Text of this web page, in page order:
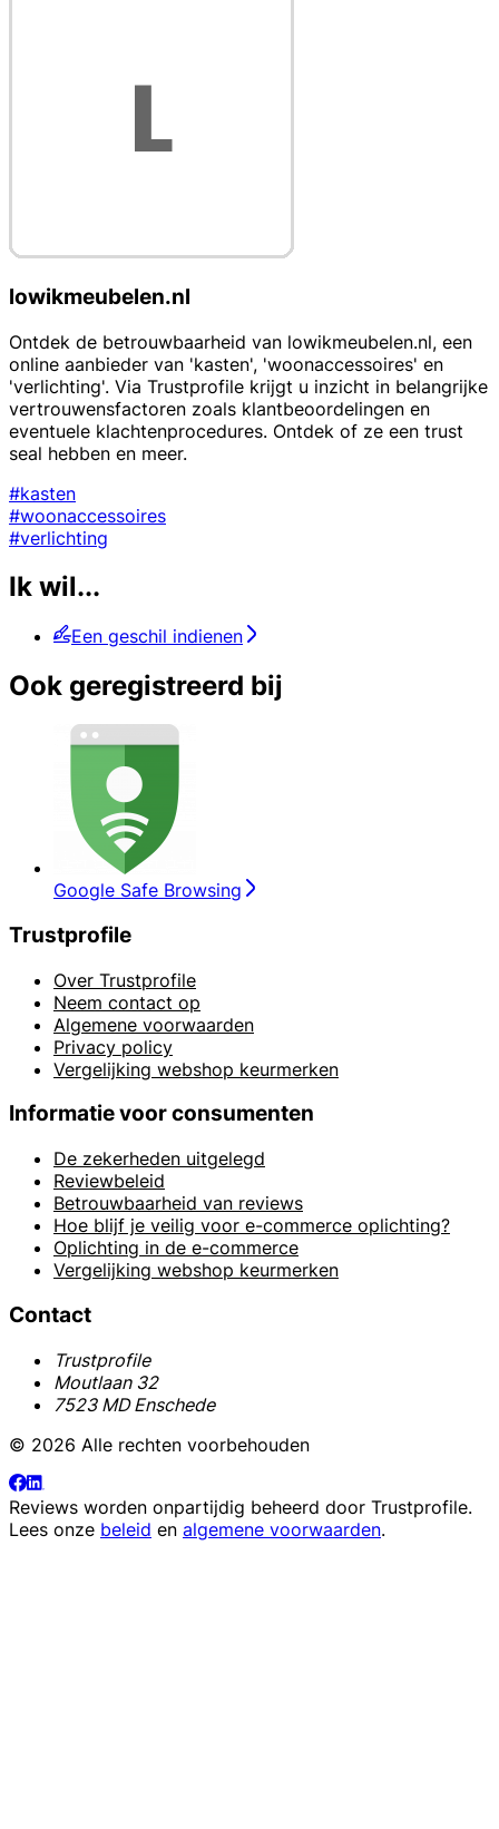
lowikmeubelen.nl
Ontdek de betrouwbaarheid van lowikmeubelen.nl, een
online aanbieder van 'kasten', 'woonaccessoires' en
'verlichting'. Via Trustprofile krijgt u inzicht in belangrijke
vertrouwensfactoren zoals klantbeoordelingen en
eventuele klachtenprocedures. Ontdek of ze een trust
seal hebben en meer.
#kasten
#woonaccessoires
#verlichting
Ik wil...
Een geschil indienen
Ook geregistreerd bij
Google Safe Browsing
Trustprofile
Over Trustprofile
Neem contact op
Algemene voorwaarden
Privacy policy
Vergelijking webshop keurmerken
Informatie voor consumenten
De zekerheden uitgelegd
Reviewbeleid
Betrouwbaarheid van reviews
Hoe blijf je veilig voor e-commerce oplichting?
Oplichting in de e-commerce
Vergelijking webshop keurmerken
Contact
Trustprofile
Moutlaan 32
7523 MD Enschede
© 2026 Alle rechten voorbehouden
Reviews worden onpartijdig beheerd door Trustprofile.
Lees onze beleid en algemene voorwaarden.